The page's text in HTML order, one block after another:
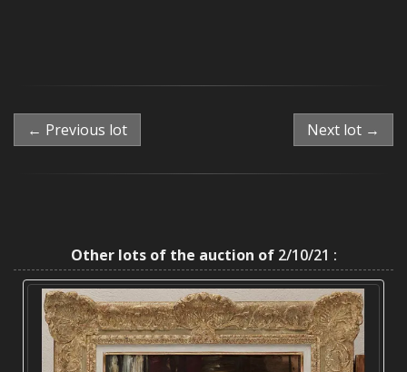
← Previous lot Next lot →
Other lots of the auction of2/10/21 :